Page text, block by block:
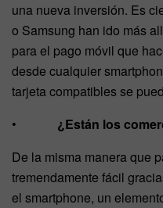
una nueva inversión. Es
o Samsung han ido más
para el pago móvil que
desde cualquier
tarjeta compatibles se
• ¿Están los
De la misma manera que
tremendamente fácil
el smartphone, un